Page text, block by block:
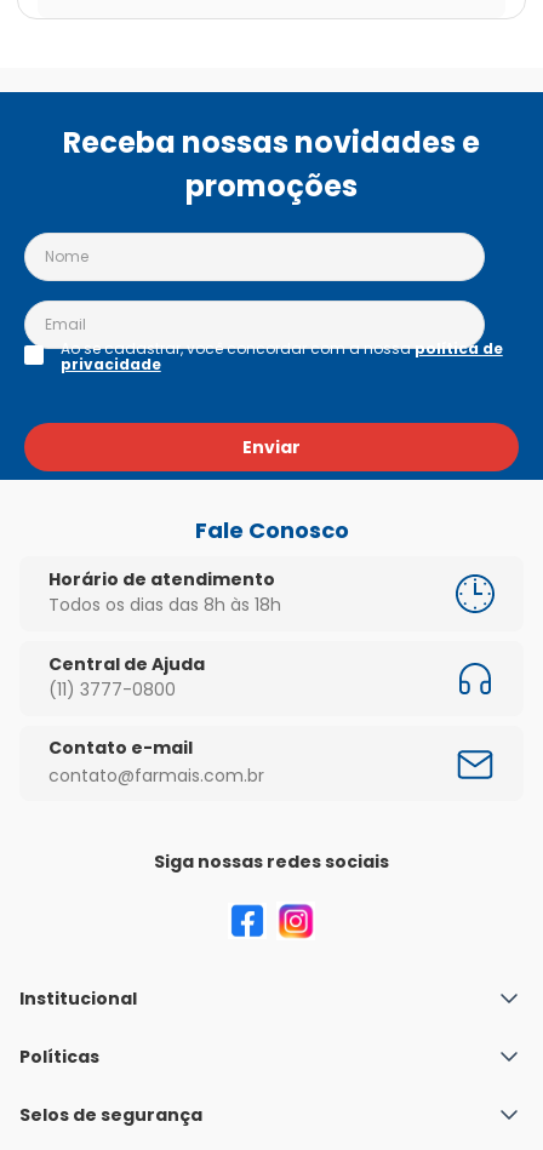
Receba nossas novidades e
promoções
Enviar
Ao se cadastrar, você concordar com a nossapolítica de
privacidade
Fale Conosco
Horário de atendimento
Todos os dias das 8h às 18h
Central de Ajuda
(11) 3777-0800
Contato e-mail
contato@farmais.com.br
Siga nossas redes sociais
Institucional
Quem Somos
Nossas lojas
Políticas
Política de Envio
Selos de segurança